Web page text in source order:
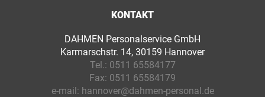
KONTAKT
DAHMEN Personalservice GmbH
Karmarschstr. 14, 30159 Hannover
Tel.: 0511 65584177
Fax: 0511 65584179
e-mail: hannover@dahmen-personal.de